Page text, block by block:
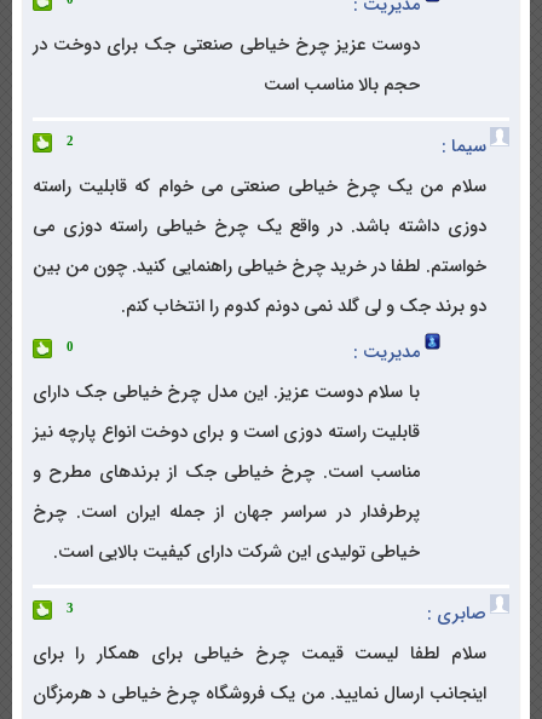
مدیریت :
دوست عزیز چرخ خیاطی صنعتی جک برای دوخت در
حجم بالا مناسب است
سیما : 2
سلام من یک چرخ خیاطی صنعتی می خوام که قابلیت راسته
دوزی داشته باشد. در واقع یک چرخ خیاطی راسته دوزی می
خواستم. لطفا در خرید چرخ خیاطی راهنمایی کنید. چون من بین
دو برند جک و لی گلد نمی دونم کدوم را انتخاب کنم.
مدیریت :
0
با سلام دوست عزیز. این مدل چرخ خیاطی جک دارای
قابلیت راسته دوزی است و برای دوخت انواع پارچه نیز
مناسب است. چرخ خیاطی جک از برندهای مطرح و
پرطرفدار در سراسر جهان از جمله ایران است. چرخ
خیاطی تولیدی این شرکت دارای کیفیت بالایی است.
صابری : 3
سلام لطفا لیست قیمت چرخ خیاطی برای همکار را برای
اینجانب ارسال نمایید. من یک فروشگاه چرخ خیاطی د هرمزگان